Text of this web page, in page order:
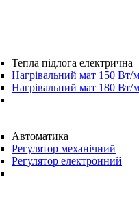
Тепла підлога електрична
Нагрівальний мат 150 Вт/
Нагрівальний мат 180 Вт/
Автоматика
Регулятор механічний
Регулятор електронний